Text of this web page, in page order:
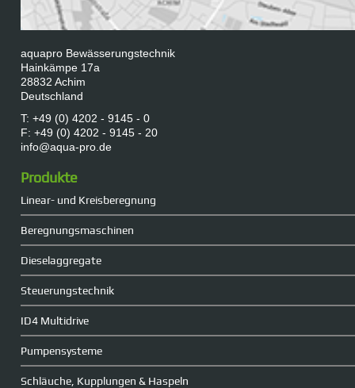
aquapro Bewässerungstechnik
Hainkämpe 17a
28832 Achim
Deutschland
T: +49 (0) 4202 - 9145 - 0
F: +49 (0) 4202 - 9145 - 20
info@aqua-pro.de
Produkte
Linear- und Kreisberegnung
Beregnungsmaschinen
Dieselaggregate
Steuerungstechnik
ID4 Multidrive
Pumpensysteme
Schläuche, Kupplungen & Haspeln